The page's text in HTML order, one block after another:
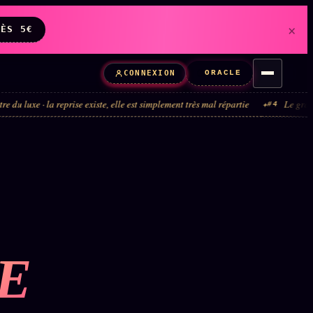
5€ ×
CONNEXION ORACLE
· la reprise existe, elle est simplement très mal répartie #4 Le grand tour